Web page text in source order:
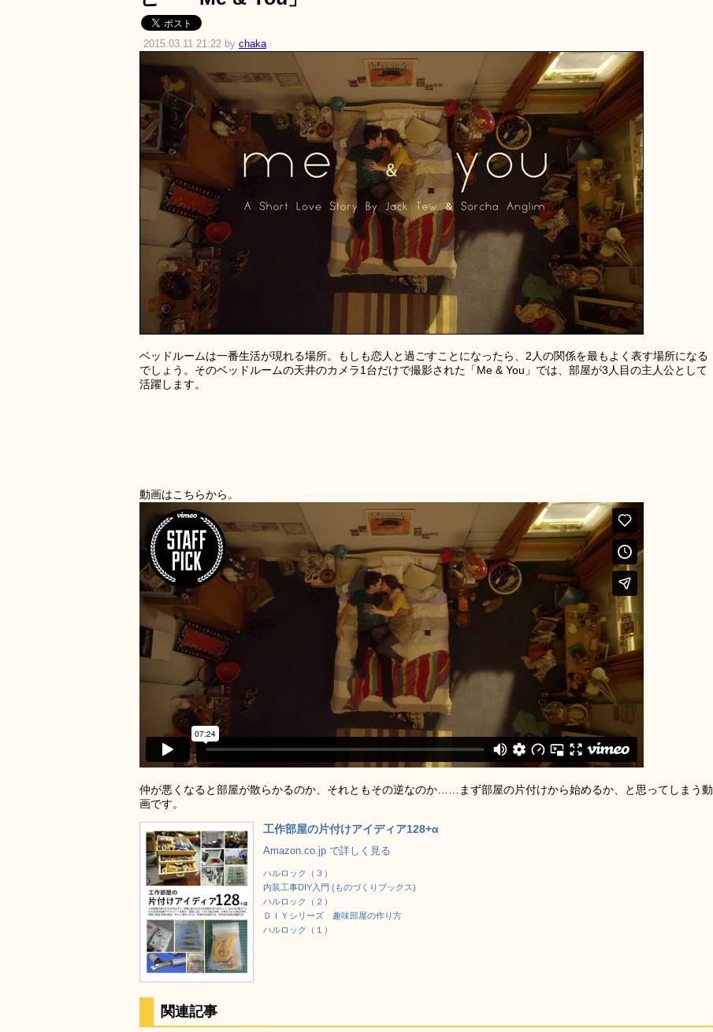
2015.03.11 21:22 by chaka
ベッドルームは一番生活が現れる場所。もしも恋人と過ごすことになったら、2人の関係を最もよく表す場所になる
でしょう。そのベッドルームの天井のカメラ1台だけで撮影された「Me & You」では、部屋が3人目の主人公として
活躍します。
動画はこちらから。
仲が悪くなると部屋が散らかるのか、それともその逆なのか……まず部屋の片付けから始めるか、と思ってしまう動
画です。
工作部屋の片付けアイディア128+α
Amazon.co.jp で詳しく見る
ハルロック（３）
内装工事DIY入門 (ものづくりブックス)
ハルロック（２）
ＤＩＹシリーズ 趣味部屋の作り方
ハルロック（１）
関連記事